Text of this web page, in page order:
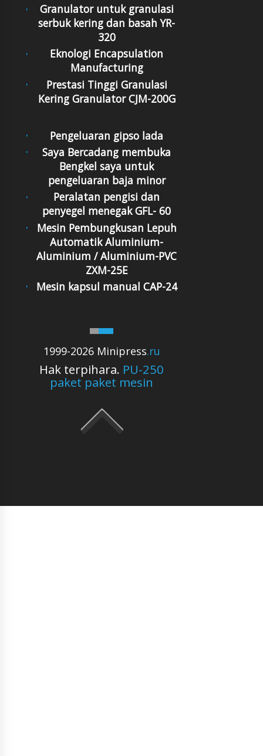
Granulator untuk granulasi
serbuk kering dan basah YR-
320
Eknologi Encapsulation
Manufacturing
Prestasi Tinggi Granulasi
Kering Granulator CJM-200G
1999-2026 Minipress.ru
Hak terpihara. PU-250
paket paket mesin
Pengeluaran gipso lada
Saya Bercadang membuka
Bengkel saya untuk
pengeluaran baja minor
Peralatan pengisi dan
penyegel menegak GFL- 60
Mesin Pembungkusan Lepuh
Automatik Aluminium-
Aluminium / Aluminium-PVC
ZXM-25E
Mesin kapsul manual CAP-24